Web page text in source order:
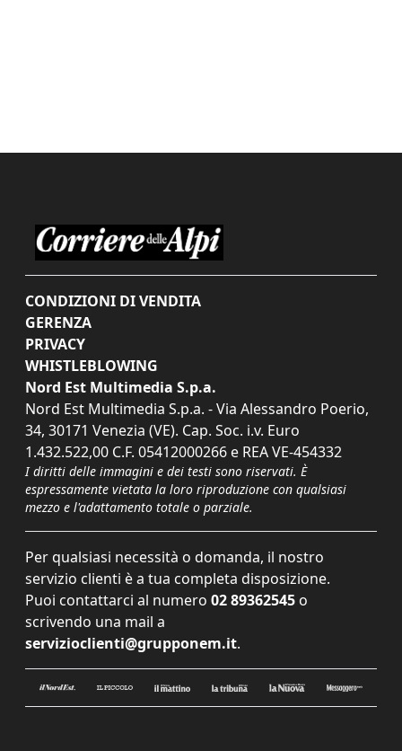
CONDIZIONI DI VENDITA
GERENZA
PRIVACY
WHISTLEBLOWING
Nord Est Multimedia S.p.a.
Nord Est Multimedia S.p.a. - Via Alessandro Poerio,
34, 30171 Venezia (VE). Cap. Soc. i.v. Euro
1.432.522,00 C.F. 05412000266 e REA VE-454332
I diritti delle immagini e dei testi sono riservati. È
espressamente vietata la loro riproduzione con qualsiasi
mezzo e l'adattamento totale o parziale.
Per qualsiasi necessità o domanda, il nostro
servizio clienti è a tua completa disposizione.
Puoi contattarci al numero 02 89362545 o
scrivendo una mail a
servizioclienti@grupponem.it.